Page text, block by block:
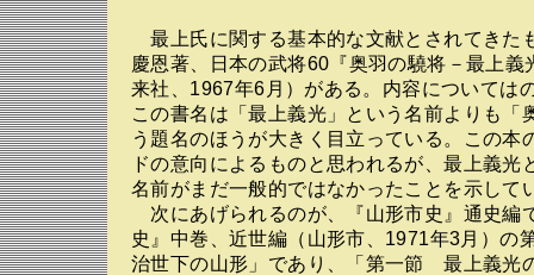
最上氏に関する基本的な文献とされてきた
慶恩著、日本の武将60『奥羽の驍将－最上義
来社、1967年6月）がある。内容については
この書名は「最上義光」という名前よりも「
う題名のほうが大きく目立っている。この本
ドの意向によるものと思われるが、最上義光
名前がまだ一般的ではなかったことを示して
次にあげられるのが、『山形市史』通史編
史』中巻、近世編（山形市、1971年3月）の
治世下の山形」であり、「第一節 最上義光